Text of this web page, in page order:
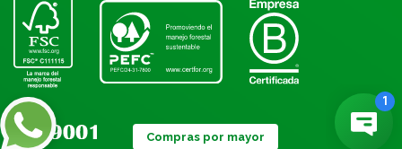
Compras por mayor